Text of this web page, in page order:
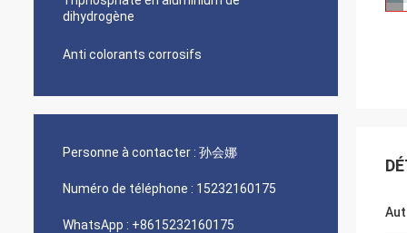
dihydrogène
Anti colorants corrosifs
Personne à contacter : 孙会娜
Numéro de téléphone : 15232160175
WhatsApp : +8615232160175